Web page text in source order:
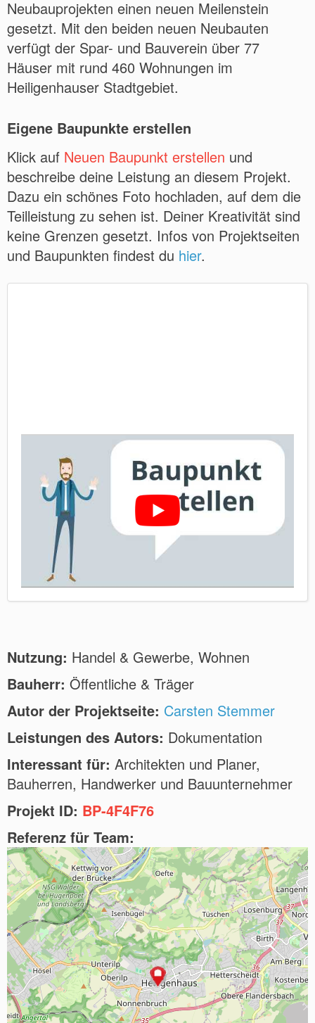
Neubauprojekten einen neuen Meilenstein
gesetzt. Mit den beiden neuen Neubauten
verfügt der Spar- und Bauverein über 77
Häuser mit rund 460 Wohnungen im
Heiligenhauser Stadtgebiet.
Eigene Baupunkte erstellen
Klick auf Neuen Baupunkt erstellen und
beschreibe deine Leistung an diesem Projekt.
Dazu ein schönes Foto hochladen, auf dem die
Teilleistung zu sehen ist. Deiner Kreativität sind
keine Grenzen gesetzt. Infos von Projektseiten
und Baupunkten findest du hier.
Nutzung: Handel & Gewerbe, Wohnen
Bauherr: Öffentliche & Träger
Autor der Projektseite: Carsten Stemmer
Leistungen des Autors: Dokumentation
Interessant für: Architekten und Planer,
Bauherren, Handwerker und Bauunternehmer
Projekt ID: BP-4F4F76
Referenz für Team: